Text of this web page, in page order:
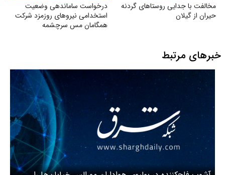
مخالفت با جدایی روستاهای گردنه
حیران از گیلان
درخواست ساماندهی وضعیت
استخدامی نیروهای روزمزد شرکت
همگامان مس سرچشمه
خبرهای مرتبط